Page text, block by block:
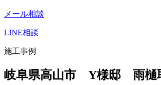
メール相談
LINE相談
施工事例
岐阜県高山市 Y様邸 雨樋